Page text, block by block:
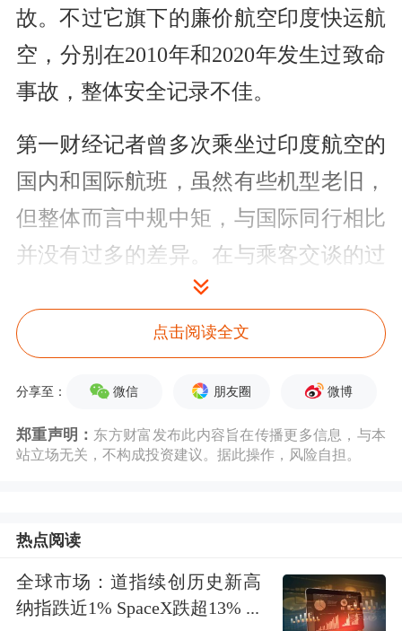
故。不过它旗下的廉价航空印度快运航
空，分别在2010年和2020年发生过致命
事故，整体安全记录不佳。
第一财经记者曾多次乘坐过印度航空的
国内和国际航班，虽然有些机型老旧，
但整体而言中规中矩，与国际同行相比
并没有过多的差异。在与乘客交谈的过
程中，他们纷纷告诉第一财经记者，票
价和餐食是他们日常选择印度航空的主
要原因。
陪同下，前往古吉拉特邦艾哈迈达巴德
公立医院 ，探望印度航空失事航班中唯
一的幸存者以及地面受伤人员，并询问
点击阅读全文
分享至： 微信 朋友圈 微博
郑重声明： 东方财富发布此内容旨在传播更多信息，与本
站立场无关，不构成投资建议。据此操作，风险自担。
热点阅读
全球市场：道指续创历史新高
纳指跌近1% SpaceX跌超13% ...